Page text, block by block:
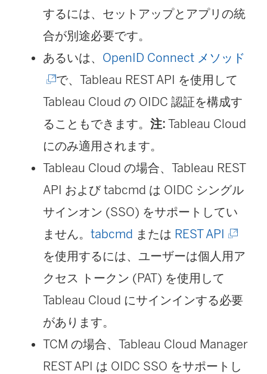
するには、セットアップとアプリの統
合が別途必要です。
あるいは、 OpenID Connect メソッド
い
ィ
で
が
で、Tableau REST API を使用して
Tableau Cloud の OIDC 認証を構成す
ることもできます。 注: Tableau Cloud
にのみ適用されます。
Tableau Cloud の場合、Tableau REST
API および tabcmd は OIDC シングル
サインオン (SSO) をサポートしてい
ません。 tabcmd または REST API (
新
い
ィ
ン
を使用するには、ユーザーは個人用ア
クセス トークン (PAT) を使用して
Tableau Cloud にサインインする必要
があります。
TCM の場合、Tableau Cloud Manager
REST API は OIDC SSO をサポートし